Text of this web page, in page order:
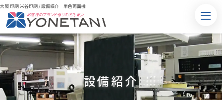
大阪 印刷 米谷印刷/設備紹介 単色両面機
設備紹介